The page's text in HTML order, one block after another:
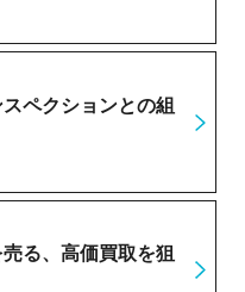
ペクションとの組
る、高価買取を狙